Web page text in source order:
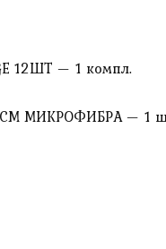
12ШТ — 1 компл.
МИКРОФИБРА — 1